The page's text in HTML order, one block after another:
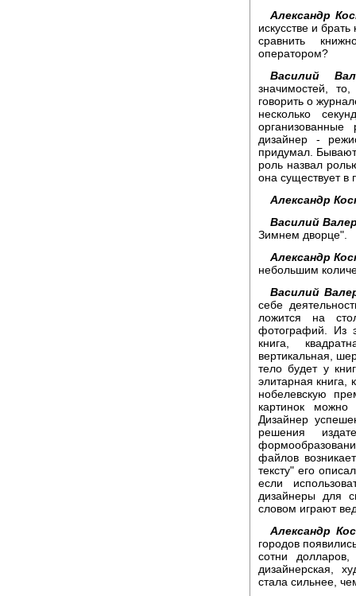
Александр
искусстве и
сравнить
оператором?
Василий
значимостей,
говорить о
несколько
дизайнер -
придумал.
роль назвал
она существует в
Александр
Василий
Зимнем дворце".
Александр
небольшим
Василий
себе
ложится на
фотографий. Из
книга,
вертикальная,
тело будет у
элитарная
нобелевскую
картинок
Дизайнер
решения
файлов
тексту" его
если
дизайнеры для
словом играют
Александр
городов
сотни
дизайнерская,
стала сильнее,